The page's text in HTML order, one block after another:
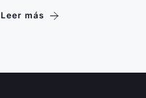
Leer más